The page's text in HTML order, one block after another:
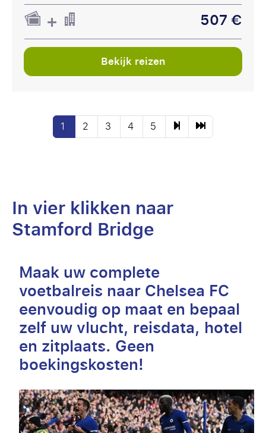
507 €
Bekijk reizen
1 2 3 4 5
In vier klikken naar
Stamford Bridge
Maak uw complete
voetbalreis naar Chelsea FC
eenvoudig op maat en bepaal
zelf uw vlucht, reisdata, hotel
en zitplaats. Geen
boekingskosten!